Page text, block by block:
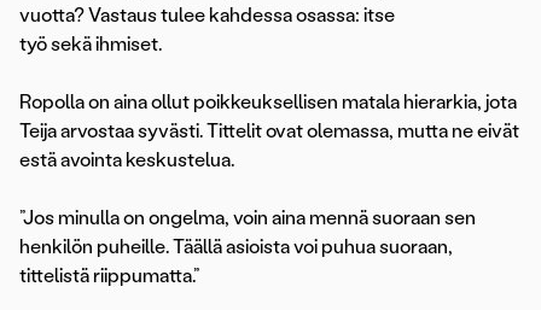
vuotta? Vastaus tulee kahdessa osassa: itse
työ sekä ihmiset.
Ropolla on aina ollut poikkeuksellisen matala hierarkia, jota
Teija arvostaa syvästi. Tittelit ovat olemassa, mutta ne eivät
estä avointa keskustelua.
”Jos minulla on ongelma, voin aina mennä suoraan sen
henkilön puheille. Täällä asioista voi puhua suoraan,
tittelistä riippumatta.”